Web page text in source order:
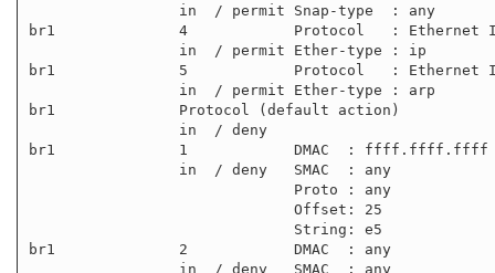
br1              4            Protocol   :
br1              5            Protocol   :
br1              Protocol (default action)
br1              1            DMAC  :
br1              2            DMAC  : any